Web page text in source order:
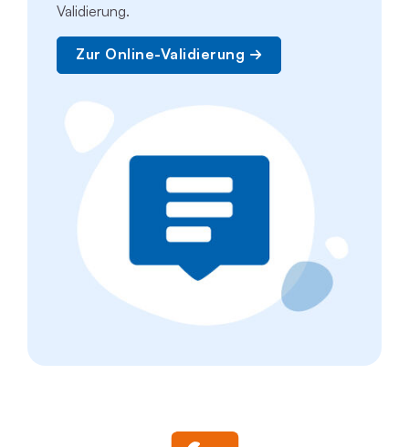
Validierung.
Zur Online-Validierung